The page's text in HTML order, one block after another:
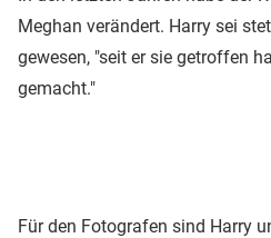
Meghan verändert. Harry sei
gewesen, "seit er sie getroffen
gemacht."
Für den Fotografen sind Harry